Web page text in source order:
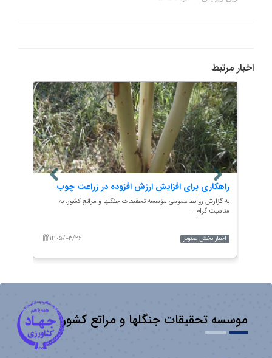
اخبار مرتبط
راهکاری برای افزایش ارزش افزوده در زراعت چوب
به گزارش روابط عمومی مؤسسه تحقیقات جنگلها و مراتع کشور، به
مناسبت گرام...
۱۴۰۵/۰۳/۲۶ اخبار بخش صنوبر
موسسه تحقیقات جنگلها و مراتع کشور